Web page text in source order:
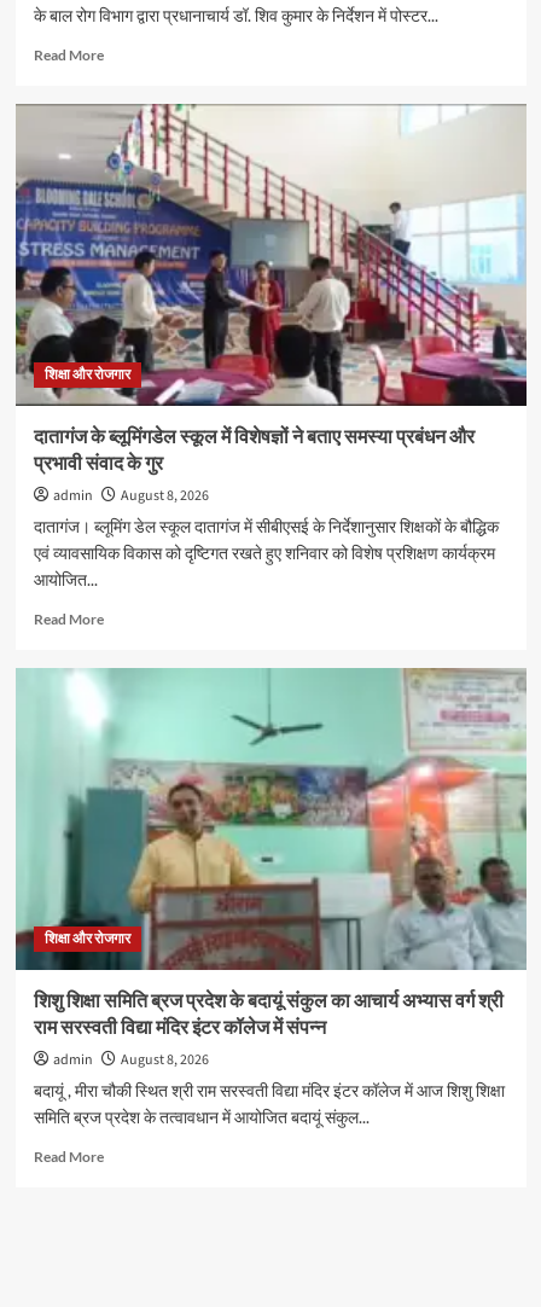
के बाल रोग विभाग द्वारा प्रधानाचार्य डॉ. शिव कुमार के निर्देशन में पोस्टर...
Read MoreRead
विश्व
स्तनपान
सप्ताह
2026
के
अवसर
पर
पोस्टर
प्रतियोगिता
का
आयोजन
शिक्षा और रोजगार
दातागंज के ब्लूमिंगडेल स्कूल में विशेषज्ञों ने बताए समस्या प्रबंधन और
प्रभावी संवाद के गुर
admin
August 8, 2026
दातागंज। ब्लूमिंग डेल स्कूल दातागंज में सीबीएसई के निर्देशानुसार शिक्षकों के बौद्धिक
एवं व्यावसायिक विकास को दृष्टिगत रखते हुए शनिवार को विशेष प्रशिक्षण कार्यक्रम
आयोजित...
Read MoreRead
दातागंज
ब्लूमिंगडेल
विशेषज्ञों
समस्या
प्रबंधन
और
प्रभावी
गुर
शिक्षा और रोजगार
शिशु शिक्षा समिति ब्रज प्रदेश के बदायूं संकुल का आचार्य अभ्यास वर्ग श्री
राम सरस्वती विद्या मंदिर इंटर कॉलेज में संपन्न
admin
August 8, 2026
बदायूं , मीरा चौकी स्थित श्री राम सरस्वती विद्या मंदिर इंटर कॉलेज में आज शिशु शिक्षा
समिति ब्रज प्रदेश के तत्वावधान में आयोजित बदायूं संकुल...
Read MoreRead